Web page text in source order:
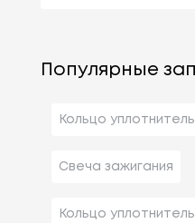
Популярные
Кольцо
Свеча зажигания
Кольцо